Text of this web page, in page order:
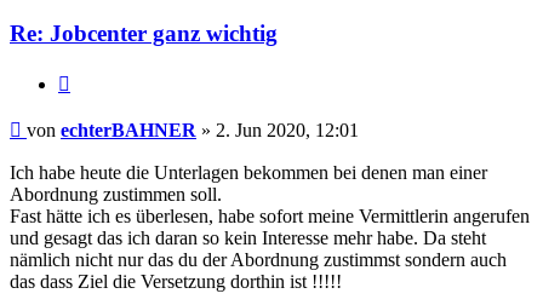
Re: Jobcenter ganz wichtig
Beitrag
von echterBAHNER » 2. Jun 2020, 12:01
Ich habe heute die Unterlagen bekommen bei denen man einer
Abordnung zustimmen soll.
Fast hätte ich es überlesen, habe sofort meine Vermittlerin angerufen
und gesagt das ich daran so kein Interesse mehr habe. Da steht
nämlich nicht nur das du der Abordnung zustimmst sondern auch
das dass Ziel die Versetzung dorthin ist !!!!!